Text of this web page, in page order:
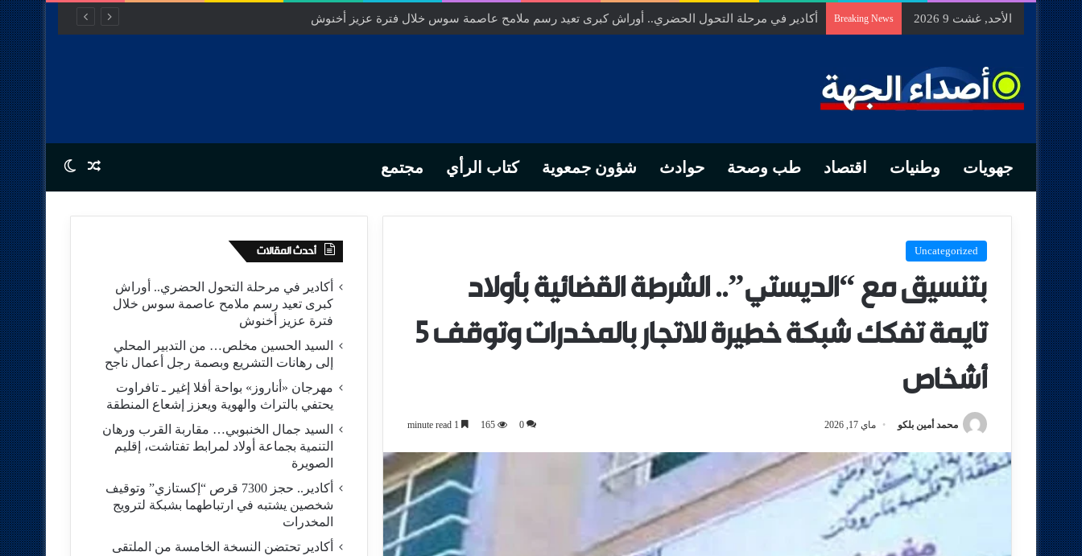
الأحد, غشت 9 2026 Breaking News السيد الحسين مخلص… من التدبير المحلي إلى رهانات التشريع وبصمة رجل أعمال ناجح
جهويات وطنيات اقتصاد طب وصحة حوادث شؤون جمعوية كتاب الرأي مجتمع Random Article
Switch skin
Uncategorized
بتنسيق مع “الديستي”.. الشرطة القضائية بأولاد
تايمة تفكك شبكة خطيرة للاتجار بالمخدرات وتوقف 5
أشخاص
محمد أمين بلكو ماي 17, 2026 0
165
أحدث المقالات
أكادير في مرحلة التحول الحضري.. أوراش
كبرى تعيد رسم ملامح عاصمة سوس خلال
فترة عزيز أخنوش
السيد الحسين مخلص… من التدبير المحلي
إلى رهانات التشريع وبصمة رجل أعمال ناجح
مهرجان «أناروز» بواحة أفلا إغير ـ تافراوت
يحتفي بالتراث والهوية ويعزز إشعاع المنطقة
السيد جمال الخنبوبي… مقاربة القرب ورهان
التنمية بجماعة أولاد لمرابط تفتاشت، إقليم
الصويرة
أكادير.. حجز 7300 قرص “إكستازي” وتوقيف
شخصين يشتبه في ارتباطهما بشبكة لترويج
المخدرات
أكادير تحتضن النسخة الخامسة من الملتقى